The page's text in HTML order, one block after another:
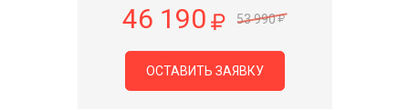
46 190 53 990
ОСТАВИТЬ ЗАЯВКУ